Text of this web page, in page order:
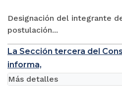
Designación del integrante
postulación...
La Sección tercera del
informa,
Más detalles